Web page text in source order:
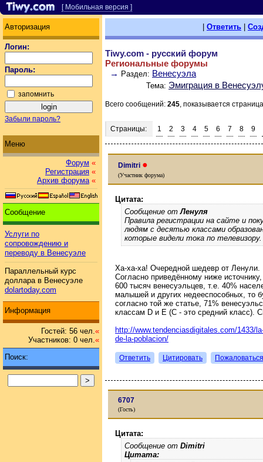
[ Мобильная версия ]
Авторизация
Логин:
Пароль:
запомнить
Забыли пароль?
Меню
Форум «
Регистрация «
Архив форума «
Сообщение
Услуги по
сопровождению и
переводу в Венесуэле
Параллельный курс
доллара в Венесуэле
dolartoday.com
Информация
Гостей: 56 чел.«
Участников: 0 чел.«
Поиск:
Ответить
Tiwy.com - русский форум
Региональные форумы
→ Раздел: Венесуэла
Тема: Эмиграция в
Всего сообщений: 245, показывается
Страницы: 1 2 3 4 5 6 7 8 9
Dimitri ●
(Участник форума)
Цитата:
Сообщение отЛенуля
Правила регистрации на сайте и
людям с десятью классами
которые видели тока по телевизору.
Ха-ха-ха! Очередной шедевр от Ленули.
Согласно приведённому ниже
600 тысяч венесуэльцев, т.е. 40%
малышей и других недееспособных, то
согласно той же статье, 71%
классам D и E (C - это средний класс).
http://www.tendenciasdigitales.com/1433/
de-la-poblacion/
Ответить Цитировать Пожаловаться
6707
(Гость)
Цитата:
Сообщение от Dimitri
Цитата: